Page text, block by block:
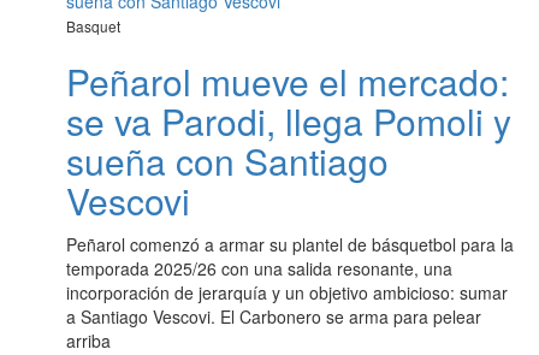
Basquet
Peñarol mueve el mercado:
se va Parodi, llega Pomoli y
sueña con Santiago
Vescovi
Peñarol comenzó a armar su plantel de básquetbol para la
temporada 2025/26 con una salida resonante, una
incorporación de jerarquía y un objetivo ambicioso: sumar
a Santiago Vescovi. El Carbonero se arma para pelear
arriba